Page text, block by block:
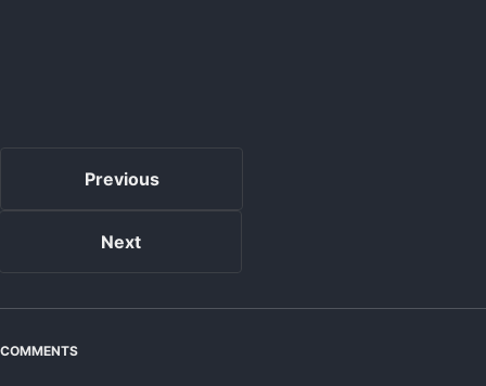
Previous
Next
COMMENTS